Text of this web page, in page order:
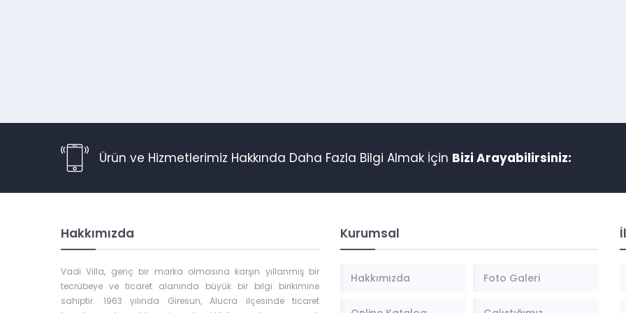
Ürün ve Hizmetlerimiz Hakkında Daha Fazla Bilgi Almak İçin Bizi Arayabilirsiniz:
Hakkımızda
Vadi Villa, genç bir marka olmasına karşın yıllanmış bir
tecrübeye ve ticaret alanında büyük bir bilgi birikimine
sahiptir. 1963 yılında Giresun, Alucra ilçesinde ticaret
Kurumsal
Hakkımızda Foto Galeri